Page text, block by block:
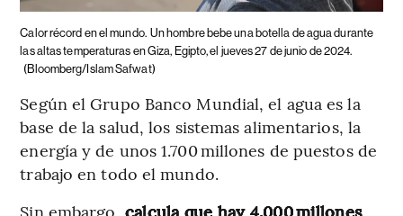
Calor récord en el mundo. Un hombre bebe una botella de agua durante
las altas temperaturas en Giza, Egipto, el jueves 27 de junio de 2024.
(Bloomberg/Islam Safwat)
Según el Grupo Banco Mundial, el agua es la
base de la salud, los sistemas alimentarios, la
energía y de unos 1.700 millones de puestos de
trabajo en todo el mundo.
Sin embargo, calcula que hay 4.000 millones